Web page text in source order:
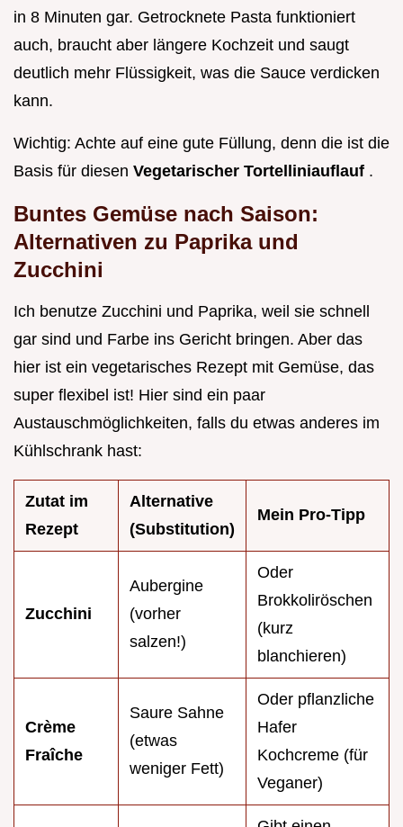
in 8 Minuten gar. Getrocknete Pasta funktioniert
auch, braucht aber längere Kochzeit und saugt
deutlich mehr Flüssigkeit, was die Sauce verdicken
kann.
Wichtig: Achte auf eine gute Füllung, denn die ist die
Basis für diesen Vegetarischer Tortelliniauflauf .
Buntes Gemüse nach Saison:
Alternativen zu Paprika und
Zucchini
Ich benutze Zucchini und Paprika, weil sie schnell
gar sind und Farbe ins Gericht bringen. Aber das
hier ist ein vegetarisches Rezept mit Gemüse, das
super flexibel ist! Hier sind ein paar
Austauschmöglichkeiten, falls du etwas anderes im
Kühlschrank hast:
Zutat im
Rezept
Alternative
(Substitution)
Mein Pro-Tipp
Zucchini
Aubergine
(vorher
salzen!)
Oder
Brokkoliröschen
(kurz
blanchieren)
Crème
Fraîche
Saure Sahne
(etwas
weniger Fett)
Oder pflanzliche
Hafer
Kochcreme (für
Veganer)